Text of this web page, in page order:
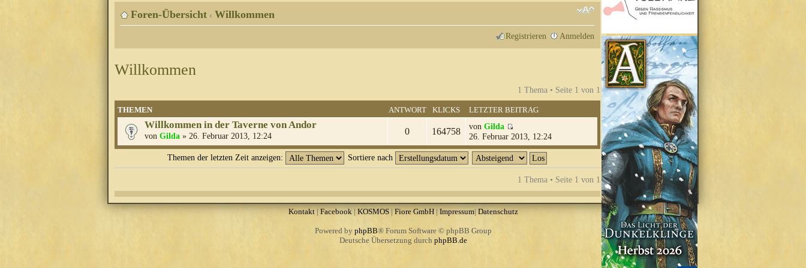
Foren-Übersicht ‹ Willkommen
Registrieren Anmelden
Willkommen
1 Thema • Seite 1 von 1
THEMEN ANTWORT KLICKS LETZTER BEITRAG
Willkommen in der Taverne von Andor
von Gilda » 26. Februar 2013, 12:24 0 164758 von Gilda
26. Februar 2013, 12:24
Themen der letzten Zeit anzeigen: Sortiere nach
1 Thema • Seite 1 von 1
Kontakt| Facebook| KOSMOS| Fiore GmbH| Impressum|Datenschutz
Powered by phpBB® Forum Software © phpBB Group
Deutsche Übersetzung durch phpBB.de